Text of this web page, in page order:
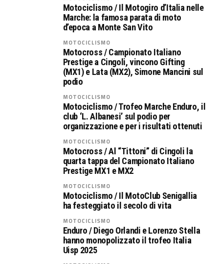
Motociclismo / Il Motogiro d’Italia nelle
Marche: la famosa parata di moto
d’epoca a Monte San Vito
MOTOCICLISMO
Motocross / Campionato Italiano
Prestige a Cingoli, vincono Gifting
(MX1) e Lata (MX2), Simone Mancini sul
podio
MOTOCICLISMO
Motociclismo / Trofeo Marche Enduro, il
club ‘L. Albanesi’ sul podio per
organizzazione e per i risultati ottenuti
MOTOCICLISMO
Motocross / Al “Tittoni” di Cingoli la
quarta tappa del Campionato Italiano
Prestige MX1 e MX2
MOTOCICLISMO
Motociclismo / Il MotoClub Senigallia
ha festeggiato il secolo di vita
MOTOCICLISMO
Enduro / Diego Orlandi e Lorenzo Stella
hanno monopolizzato il trofeo Italia
Uisp 2025